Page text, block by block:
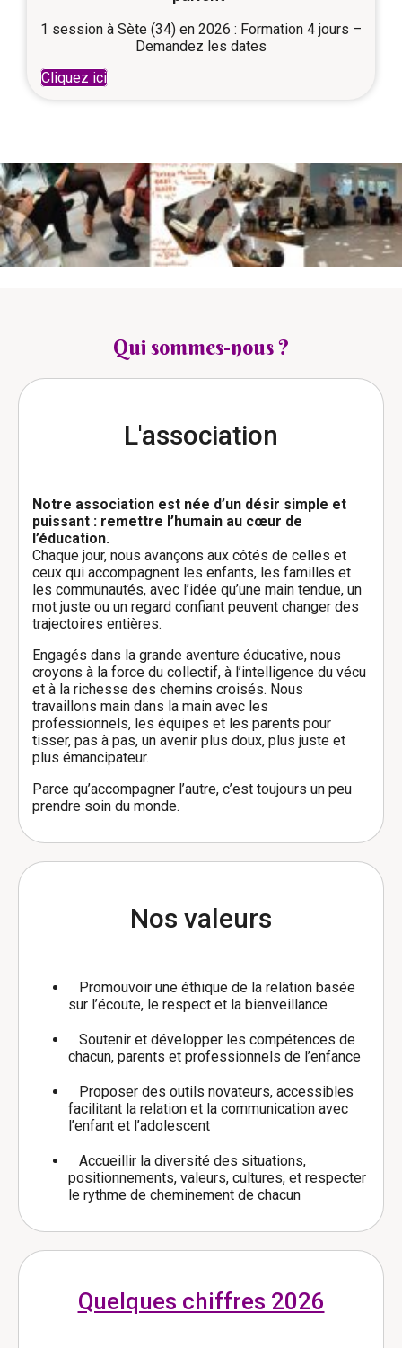
1 session à Sète (34) en 2026 : Formation 4 jours –
Demandez les dates
Cliquez ici
Qui sommes-nous ?
L'association
Notre association est née d’un désir simple et
puissant : remettre l’humain au cœur de
l’éducation.
Chaque jour, nous avançons aux côtés de celles et
ceux qui accompagnent les enfants, les familles et
les communautés, avec l’idée qu’une main tendue, un
mot juste ou un regard confiant peuvent changer des
trajectoires entières.
Engagés dans la grande aventure éducative, nous
croyons à la force du collectif, à l’intelligence du vécu
et à la richesse des chemins croisés. Nous
travaillons main dans la main avec les
professionnels, les équipes et les parents pour
tisser, pas à pas, un avenir plus doux, plus juste et
plus émancipateur.
Parce qu’accompagner l’autre, c’est toujours un peu
prendre soin du monde.
Nos valeurs
Promouvoir une éthique de la relation basée
sur l’écoute, le respect et la bienveillance
Soutenir et développer les compétences de
chacun, parents et professionnels de l’enfance
Proposer des outils novateurs, accessibles
facilitant la relation et la communication avec
l’enfant et l’adolescent
Accueillir la diversité des situations,
positionnements, valeurs, cultures, et respecter
le rythme de cheminement de chacun
Quelques chiffres 2026